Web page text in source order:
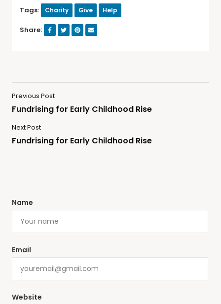
Tags: Charity Give Help
Share:
Previous Post
Fundrising for Early Childhood Rise
Next Post
Fundrising for Early Childhood Rise
Name
Email
Website